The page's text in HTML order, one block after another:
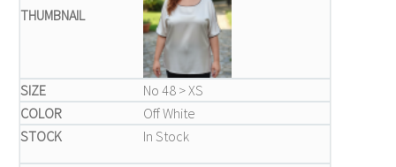
Νο 48 > XS
Off White
In Stock